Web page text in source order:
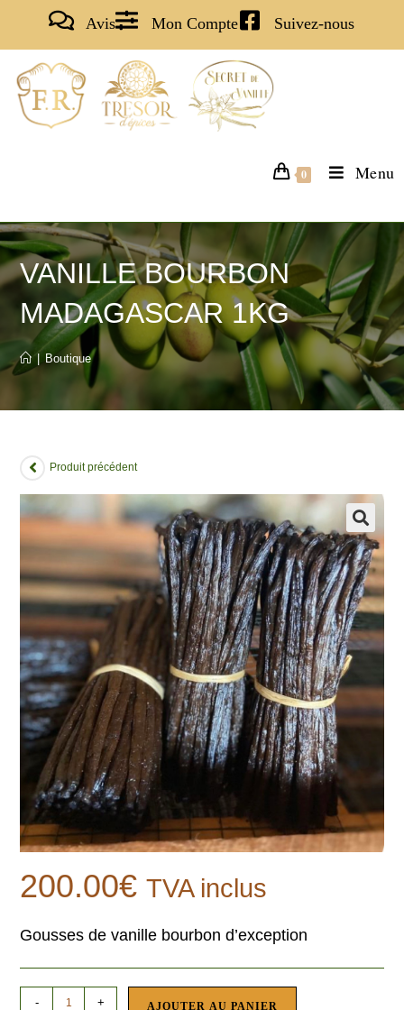
Avis Mon Compte Suivez-nous
0 Menu
VANILLE BOURBON
MADAGASCAR 1KG
Boutique
Produit précédent
🔍
200.00€ TVA inclus
Gousses de vanille bourbon d’exception
- + AJOUTER AU PANIER